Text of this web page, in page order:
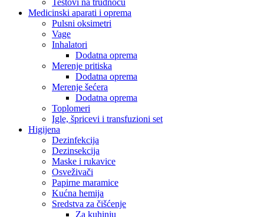
Testovi na trudnoću
Medicinski aparati i oprema
Pulsni oksimetri
Vage
Inhalatori
Dodatna oprema
Merenje pritiska
Dodatna oprema
Merenje šećera
Dodatna oprema
Toplomeri
Igle, špricevi i transfuzioni set
Higijena
Dezinfekcija
Dezinsekcija
Maske i rukavice
Osveživači
Papirne maramice
Kućna hemija
Sredstva za čišćenje
Za kuhinju